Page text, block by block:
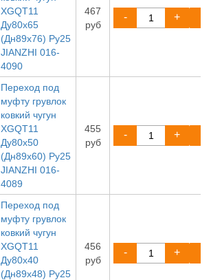
XGQT11
Ду80х65
(Дн89х76) Ру25
JIANZHI 016-
4090
467
руб
- +
Переход под
муфту грувлок
ковкий чугун
XGQT11
Ду80х50
(Дн89х60) Ру25
JIANZHI 016-
4089
455
руб
- +
Переход под
муфту грувлок
ковкий чугун
XGQT11
Ду80х40
(Дн89х48) Ру25
456
руб
- +